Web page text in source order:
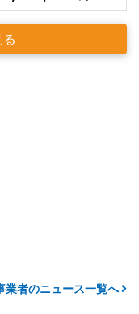
業者のニュース一覧へ